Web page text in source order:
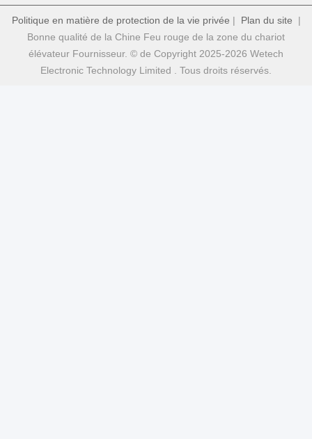
Politique en matière de protection de la vie privée | Plan du site |
Bonne qualité de la Chine Feu rouge de la zone du chariot
élévateur Fournisseur. © de Copyright 2025-2026 Wetech
Electronic Technology Limited . Tous droits réservés.